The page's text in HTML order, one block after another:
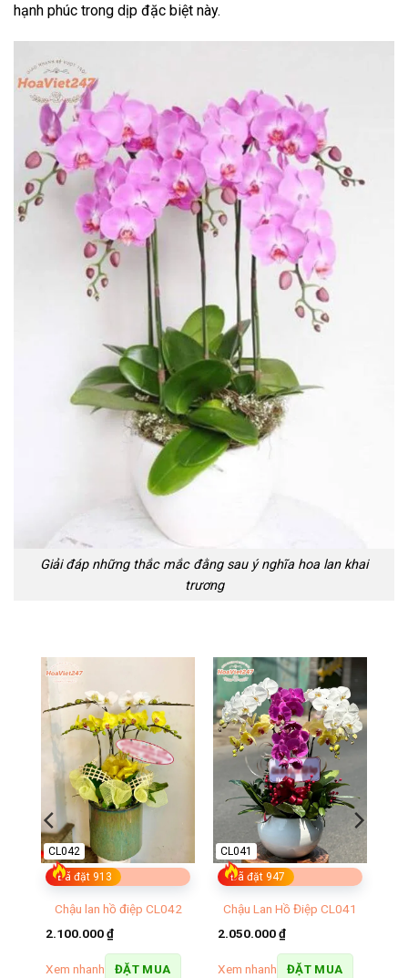
hạnh phúc trong dịp đặc biệt này.
Giải đáp những thắc mắc đằng sau ý nghĩa hoa lan khai
trương
Đã đặt 913
CL042
Chậu lan hồ điệp CL042
2.100.000₫
Xem nhanh ĐẶT MUA
Đã đặt 947
CL041
Chậu Lan Hồ Điệp CL041
2.050.000₫
Xem nhanh ĐẶT MUA
Ngô Thùy Dương
0764****** Đặt hàng thành công
10phút trước